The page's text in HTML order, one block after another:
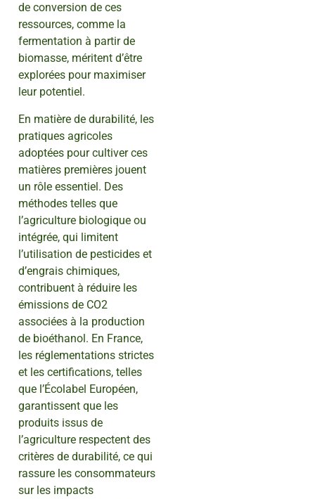
de conversion de ces
ressources, comme la
fermentation à partir de
biomasse, méritent d’être
explorées pour maximiser
leur potentiel.
En matière de durabilité, les
pratiques agricoles
adoptées pour cultiver ces
matières premières jouent
un rôle essentiel. Des
méthodes telles que
l’agriculture biologique ou
intégrée, qui limitent
l’utilisation de pesticides et
d’engrais chimiques,
contribuent à réduire les
émissions de CO2
associées à la production
de bioéthanol. En France,
les réglementations strictes
et les certifications, telles
que l’Écolabel Européen,
garantissent que les
produits issus de
l’agriculture respectent des
critères de durabilité, ce qui
rassure les consommateurs
sur les impacts